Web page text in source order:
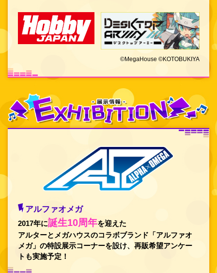
©MegaHouse ©KOTOBUKIYA
アルファオメガ
2017年に誕生10周年を迎えた
アルターとメガハウスのコラボブランド「アルファオ
メガ」 の特設展示コーナーを設け、再販希望アンケー
トも実施予定！